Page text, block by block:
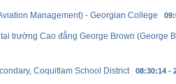
Management) - Georgian College
trường Cao đẳng George Brown (George
Coquitlam School District 08:30:14 -